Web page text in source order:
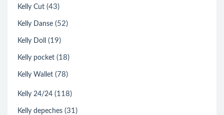
Kelly Cut (43)
Kelly Danse (52)
Kelly Doll (19)
Kelly pocket (18)
Kelly Wallet (78)
Kelly 24/24 (118)
Kelly depeches (31)